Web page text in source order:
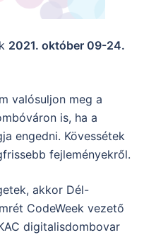
2021. október 09-24.
valósuljon meg a
is, ha a
engedni. Kövessétek
fejleményekről.
akkor Dél-
CodeWeek vezető
digitalisdombovar